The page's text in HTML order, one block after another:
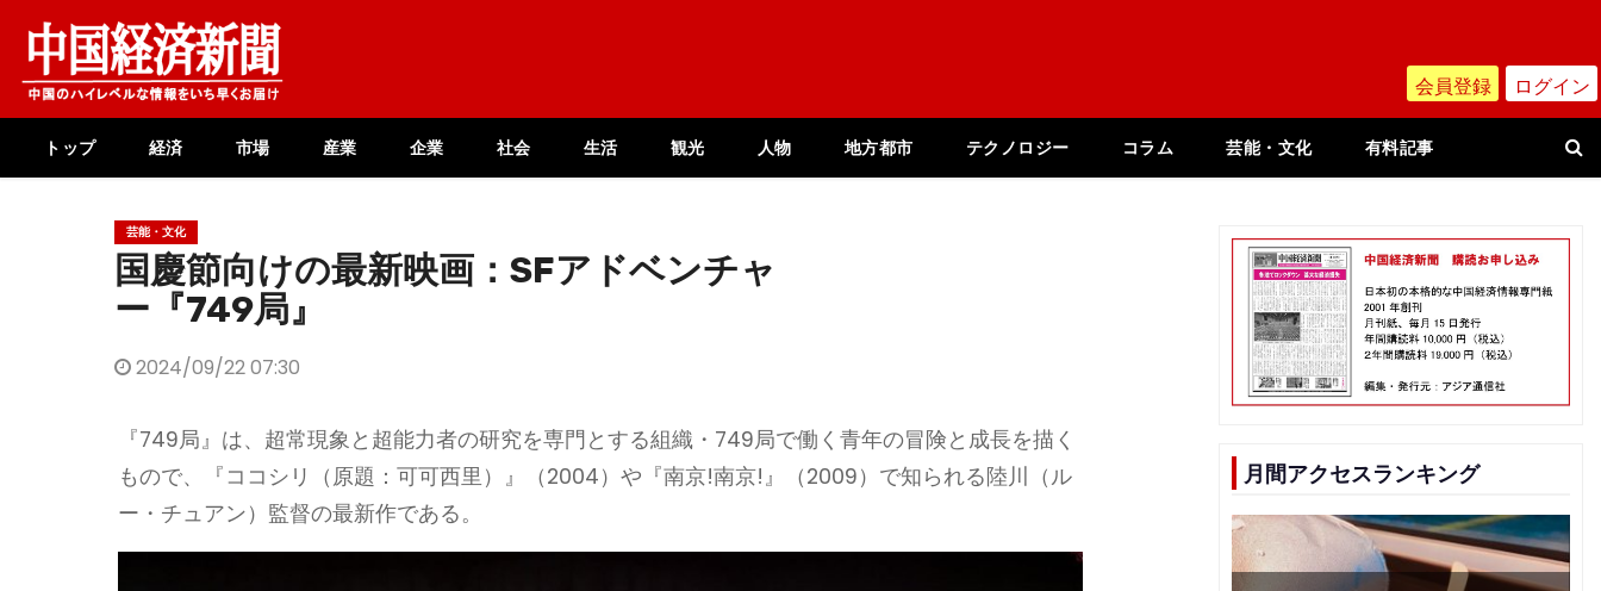
content
会員登録 ログイン
トップ 経済 市場 産業 企業 社会 生活 観光 人物 地方都市 テクノロジー コラム 芸能・文化 有料記事
芸能・文化
国慶節向けの最新映画：SFアドベンチャ
ー『749局』
2024/09/22 07:30
『749局』は、超常現象と超能力者の研究を専門とする組織・749局で働く青年の冒険と成長を描く
もので、『ココシリ（原題：可可西里）』（2004）や『南京!南京!』（2009）で知られる陸川（ル
ー・チュアン）監督の最新作である。
月間アクセスランキング